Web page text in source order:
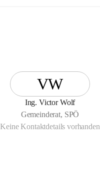
VW
Ing. Victor Wolf
Gemeinderat, SPÖ
Keine Kontaktdetails vorhanden